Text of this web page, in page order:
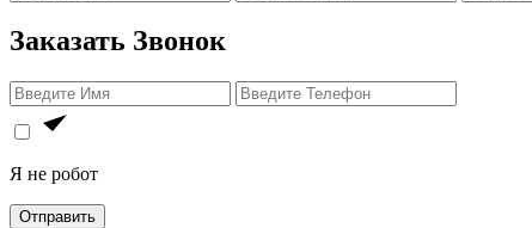
Заказать Звонок
Я не робот
Отправить